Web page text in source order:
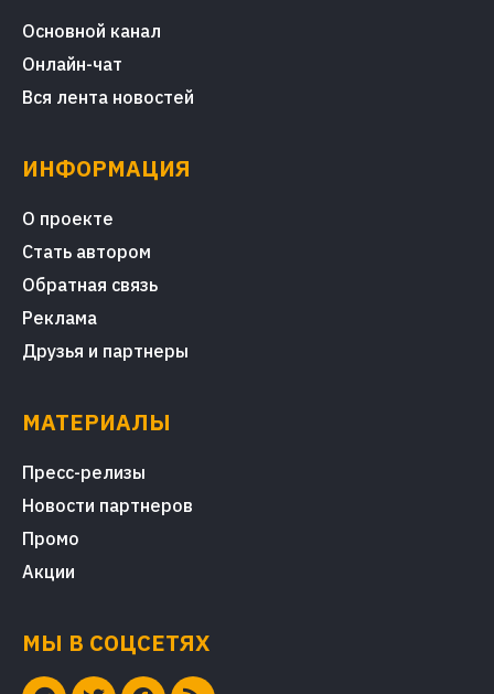
Основной канал
Онлайн-чат
Вся лента новостей
ИНФОРМАЦИЯ
О проекте
Стать автором
Обратная связь
Реклама
Друзья и партнеры
МАТЕРИАЛЫ
Пресс-релизы
Новости партнеров
Промо
Акции
МЫ В СОЦСЕТЯХ